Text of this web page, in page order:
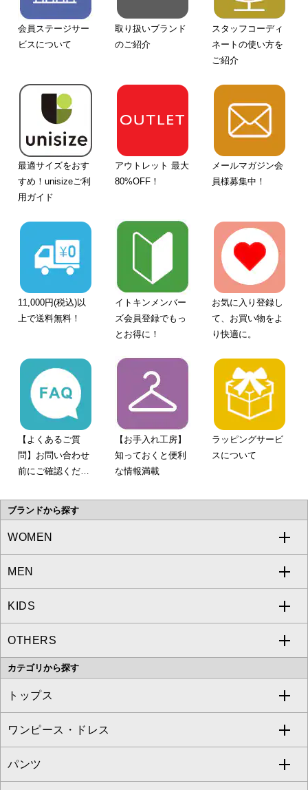
会員ステージサー
ビスについて
取り扱いブランド
のご紹介
スタッフコーディ
ネートの使い方を
ご紹介
最適サイズをおす
すめ！unisizeご利
用ガイド
アウトレット 最大
80%OFF！
メールマガジン会
員様募集中！
11,000円(税込)以
上で送料無料！
イトキンメンバー
ズ会員登録でもっ
とお得に！
お気に入り登録し
て、お買い物をよ
り快適に。
【よくあるご質
問】お問い合わせ
前にご確認くださ
【お手入れ工房】
知っておくと便利
な情報満載
ラッピングサービ
スについて
ブランドから探す
WOMEN
a.v.v
MICHEL KLEIN
MK MICHEL KLEIN
OFUON le MK
MEN
a.v.v
MICHEL KLEIN HOMME
MK MICHEL KLEIN HOMME
KIDS
a.v.v
OTHERS
MK MICHEL KLEIN BAG
カテゴリから探す
トップス
すべてのトップス
カットソー・Tシャツ
ワンピース・ドレス
すべてのワンピース・ドレス
パンツ